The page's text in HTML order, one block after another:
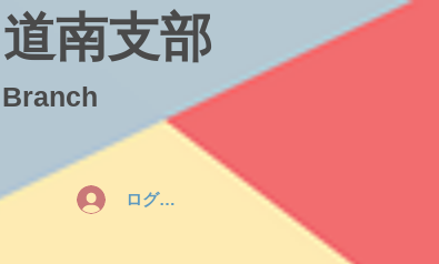
南支部
ログイン